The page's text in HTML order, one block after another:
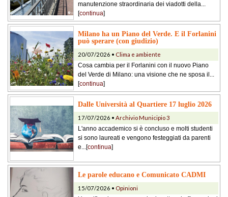
manutenzione straordinaria dei viadotti della...
[continua]
Milano ha un Piano del Verde. E il Forlanini
può sperare (con giudizio)
20/07/2026 • Clima e ambiente
Cosa cambia per il Forlanini con il nuovo Piano
del Verde di Milano: una visione che ne sposa il...
[continua]
Dalle Università al Quartiere 17 luglio 2026
17/07/2026 • Archivio Municipio 3
L'anno accademico si è concluso e molti studenti
si sono laureati e vengono festeggiati da parenti
e...[continua]
Le parole educano e Comunicato CADMI
15/07/2026 • Opinioni